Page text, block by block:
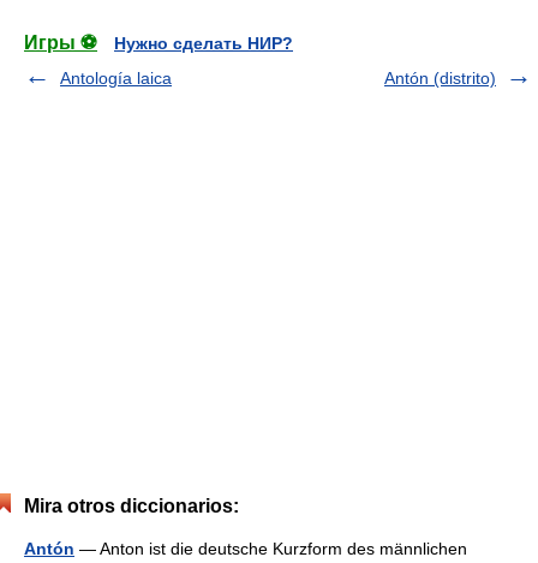
Игры ⚽
Нужно сделать НИР?
Antología laica
Antón (distrito)
Mira otros diccionarios:
Antón — Anton ist die deutsche Kurzform des männlichen